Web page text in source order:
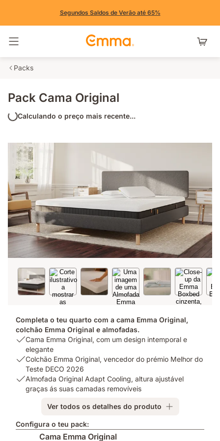
Segundos Saldos de Verão até 65%
Packs
Pack Cama Original
Calculando o preço mais recente...
Completa o teu quarto com a cama Emma Original,
colchão Emma Original e almofadas.
USP
Cama
Emma
Original,
com
e
elegante
Cama Emma Original, com um design intemporal e
elegante
USP
Colchão
Emma
prémio
Colchão Emma Original, vencedor do prémio Melhor do
Teste DECO 2026
USP
Cooling,
Almofada Original Adapt Cooling, altura ajustável
graças ás suas camadas removíveis
Ver todos os detalhes do produto
Configura o teu pack:
Cama Emma Original